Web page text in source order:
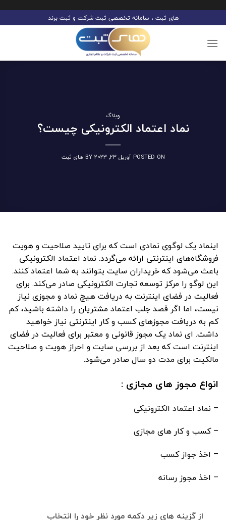
to
content
های ثبت ، سامانه تخصصی ثبت شرکت و ثبت برند
وبلاگ
نماد اعتماد الکترونیکی چیست؟
POSTED ON آوریل 23, 2023 BY های ثبت
اینماد یک لوگوی نمادی است که برای تایید صلاحیت و هویت
فروشگاه‌های اینترنتی ارائه می‌گردد. نماد اعتماد الکترونیکی
باعث می‌شود که خریداران سایت بتوانند به شما اعتماد کنند.
این لوگو را مرکز توسعه تجارت الکترونیکی صادر می‌کند. برای
فعالیت در فضای اینترنت به دریافت هیچ نماد و مجوزی نیاز
نیست، اما اگر قصد جلب اعتماد مشتریان را داشته باشید، کم
کم به دریافت مجوزهای کسب و کار اینترنتی نیاز خواهید
داشت. ای نماد یک مجوز قانونی و معتبر برای فعالیت در فضای
اینترنت است که بعد از بررسی سایت و احراز هویت و صلاحیت
مالکیت برای مدت دو سال صادر می‌شود.
انواع مجوز های مجازی :
– نماد اعتماد الکترونیکی
– کسب و کار های مجازی
– اخذ جواز کسب
– اخذ مجوز رسانه
از گزینه های زیر دکمه مورد نظر خود را انتخاب